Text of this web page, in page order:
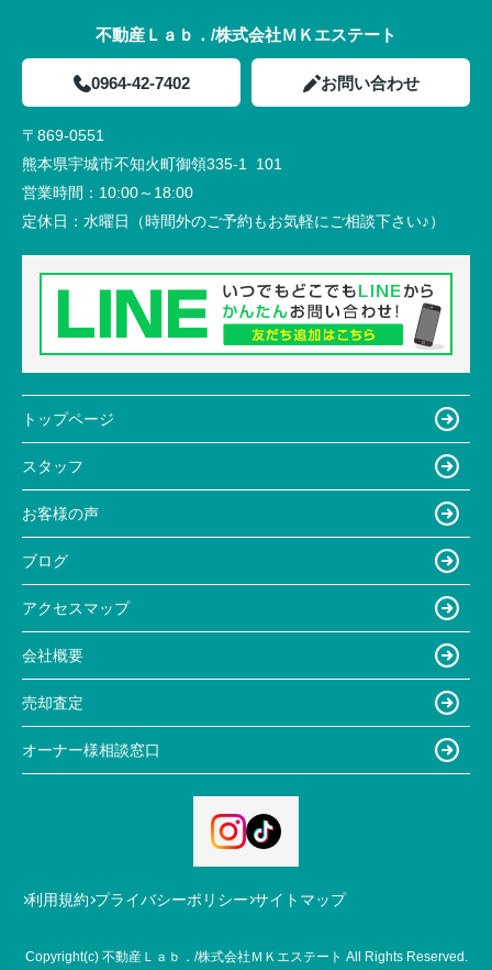
不動産Ｌａｂ．/株式会社ＭＫエステート
0964-42-7402 お問い合わせ
〒869-0551
熊本県宇城市不知火町御領335-1 101
営業時間： 10:00～18:00
定休日： 水曜日（時間外のご予約もお気軽にご相談下さい♪）
トップページ
スタッフ
お客様の声
ブログ
アクセスマップ
会社概要
売却査定
オーナー様相談窓口
利用規約 プライバシーポリシー サイトマップ
Copyright(c) 不動産Ｌａｂ．/株式会社ＭＫエステート All Rights Reserved.